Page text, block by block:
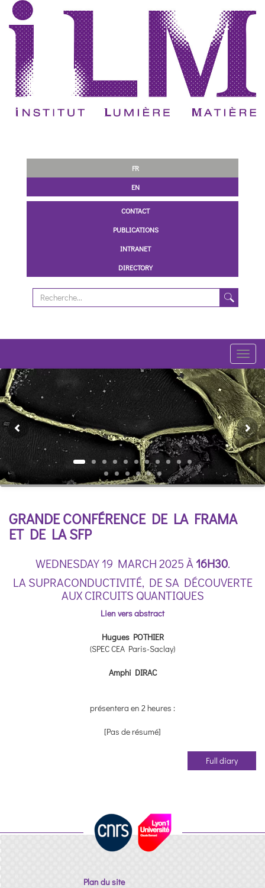
FR
EN
CONTACT
PUBLICATIONS
INTRANET
DIRECTORY
Toggle
Previous
GRANDE CONFÉRENCE DE LA FRAMA
ET DE LA SFP
WEDNESDAY 19 MARCH 2025 À16H30.
LA SUPRACONDUCTIVITÉ, DE SA DÉCOUVERTE
AUX CIRCUITS QUANTIQUES
Lien vers abstract
Hugues POTHIER
(SPEC CEA Paris-Saclay)
Amphi DIRAC
présentera en 2 heures :
[Pas de résumé]
Full diary
Plan du site